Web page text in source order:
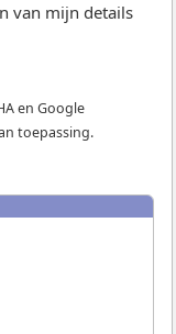
van mijn details
en Google
toepassing.